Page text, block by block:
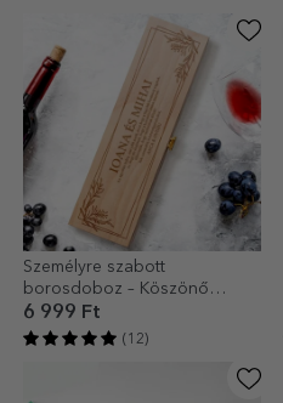
Személyre szabott
borosdoboz – Köszönő
üzenet a keresztszülőknek
6 999 Ft
(12)